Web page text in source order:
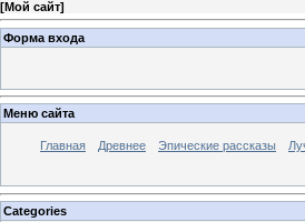
[Мой сайт]
Форма входа
Меню сайта
Главная Древнее Эпические рассказы
Categories